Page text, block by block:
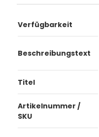
Verfügbarkeit
Beschreibungstext
Titel
Artikelnummer /
SKU